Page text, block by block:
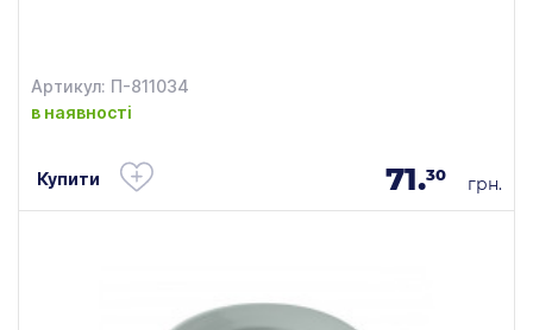
Артикул: П-811034
в наявності
Купити 71.30 грн.